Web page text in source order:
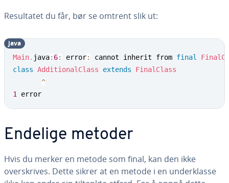
Resultatet du får, bør se omtrent slik ut:
Main. java: 6: error: cannot inherit from final
class AdditionalClass extends
FinalClass
^
1
error
java
Endelige metoder
Hvis du merker en metode som final, kan den ikke
overskrives. Dette sikrer at en metode i en underklasse